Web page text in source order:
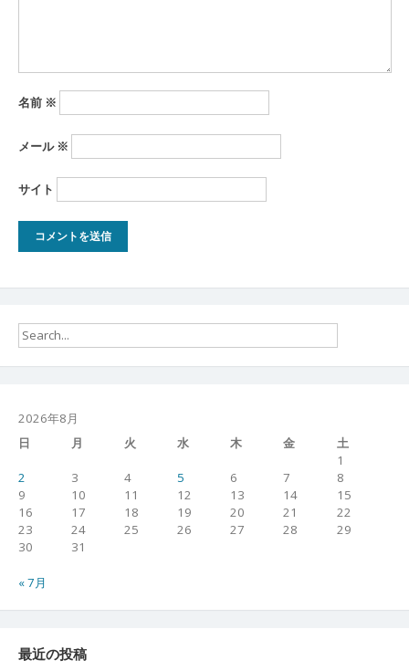
名前 ※
メール ※
サイト
2026年8月
日
月 火 水 木 金
土
1
2
3 4 5 6 7
8
9
10 11 12 13 14
15
16
17 18 19 20 21
22
23
24 25 26 27 28
29
30
31
« 7月
最近の投稿